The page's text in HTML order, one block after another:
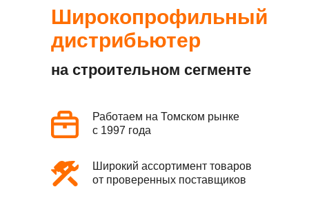
на строительном сегменте
Широкопрофильный
дистрибьютер
Работаем на Томском рынке
с 1997 года
Широкий ассортимент товаров
от проверенных поставщиков